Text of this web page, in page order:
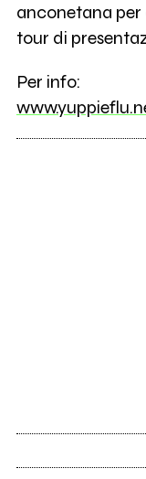
anconetana
tour di
Per info: